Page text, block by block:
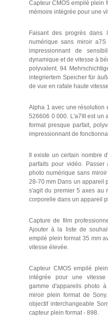
Capteur CMOS empilé plein
mémoire intégrée pour une
Faisant des progrès dans
numérique sans miroir
impressionnant de
dynamique et de vitesse à
polyvalent. 94
integriertem Speicher für
de vue en rafale haute
Alpha 1 avec une résolution
526606 0 000. L'a7III est un
format presque parfait,
impressionnant de
Il existe un certain nombre
parfaits pour vidéo. Passer
photo numérique sans
28-70 mm Dans un appareil
s'agit du premier 5 axes au
corporelle dans un appareil
Capture de film
Ajouter à la liste de
empilé plein format 35 mm
vitesse élevée.
Capteur CMOS empilé
intégrée pour une
gamme d'appareils photo
miroir plein format de
objectif interchangeable
capteur plein format - 898.